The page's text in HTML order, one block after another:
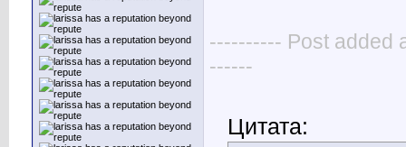
---------- Post added
------
Цитата: